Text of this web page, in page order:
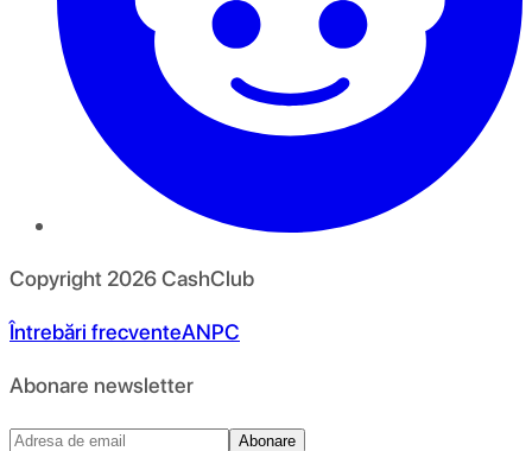
Copyright 2026CashClub
Întrebări frecventeANPC
Abonare newsletter
Abonare